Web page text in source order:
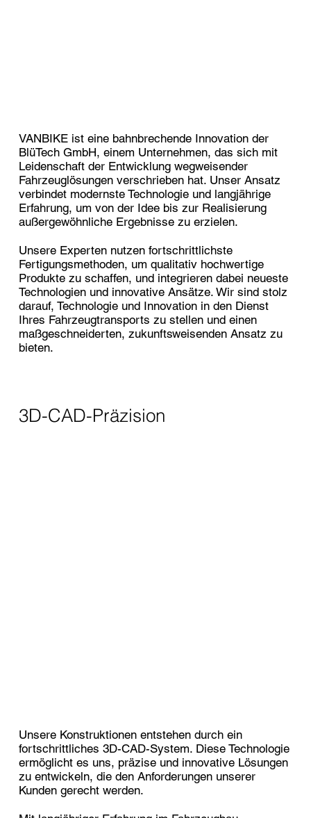
VANBIKE ist eine bahnbrechende Innovation der
BlüTech GmbH, einem Unternehmen, das sich mit
Leidenschaft der Entwicklung wegweisender
Fahrzeuglösungen verschrieben hat. Unser Ansatz
verbindet modernste Technologie und langjährige
Erfahrung, um von der Idee bis zur Realisierung
außergewöhnliche Ergebnisse zu erzielen.
Unsere Experten nutzen fortschrittlichste
Fertigungsmethoden, um qualitativ hochwertige
Produkte zu schaffen, und integrieren dabei neueste
Technologien und innovative Ansätze. Wir sind stolz
darauf, Technologie und Innovation in den Dienst
Ihres Fahrzeugtransports zu stellen und einen
maßgeschneiderten, zukunftsweisenden Ansatz zu
bieten.
3D-CAD-Präzision
Unsere Konstruktionen entstehen durch ein
fortschrittliches 3D-CAD-System. Diese Technologie
ermöglicht es uns, präzise und innovative Lösungen
zu entwickeln, die den Anforderungen unserer
Kunden gerecht werden.